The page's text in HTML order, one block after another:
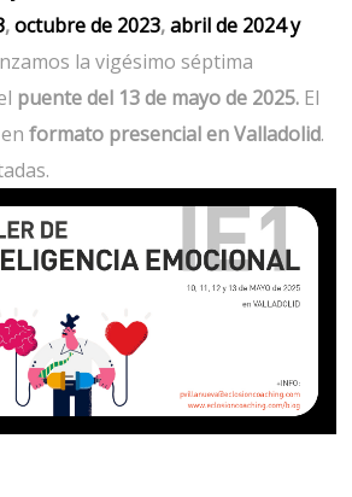
,octubre de 2023,abril de 2024y
la vigésimo séptima
puente del 13 de mayo de 2025. El
enformato presencial en Valladolid.